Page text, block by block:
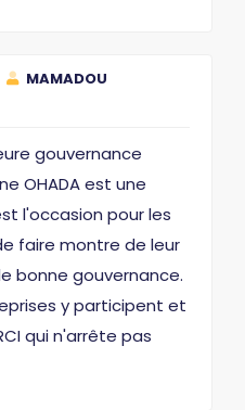
MAMADOU
gouvernance
OHADA est une
l'occasion pour les
faire montre de leur
bonne gouvernance.
y participent et
qui n'arrête pas